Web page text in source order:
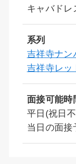
キャバドレ
系列
吉祥寺ナン
吉祥寺レッ
面接可能時
平日(祝日
当日の面接